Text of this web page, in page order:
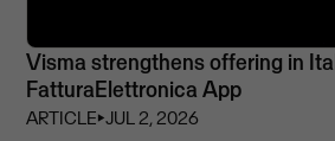
Visma strengthens offering in
FatturaElettronica App
ARTICLE⏵JUL 2, 2026